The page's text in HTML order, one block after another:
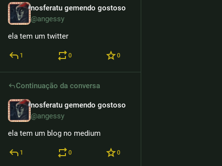
nosferatu gemendo gostoso
@angessy
ela tem um twitter
1 0 0
Continuação da conversa
nosferatu gemendo gostoso
@angessy
ela tem um blog no medium
1 0 0